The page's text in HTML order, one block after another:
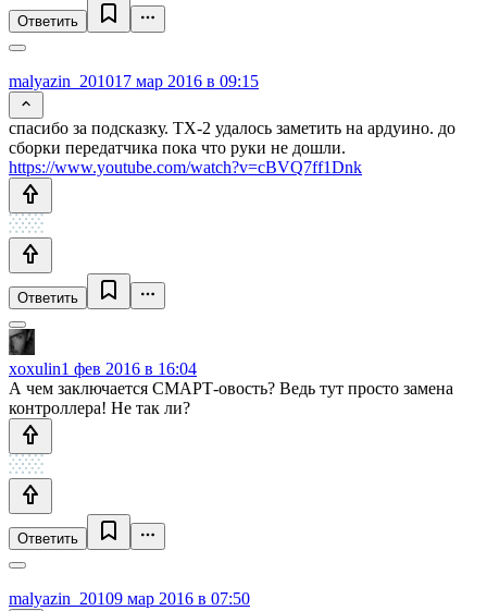
Ответить
malyazin_201017 мар 2016 в 09:15
спасибо за подсказку. ТХ-2 удалось заметить на ардуино. до
сборки передатчика пока что руки не дошли.
https://www.youtube.com/watch?v=cBVQ7ff1Dnk
Ответить
xoxulin1 фев 2016 в 16:04
А чем заключается СМАРТ-овость? Ведь тут просто замена
контроллера! Не так ли?
Ответить
malyazin_20109 мар 2016 в 07:50